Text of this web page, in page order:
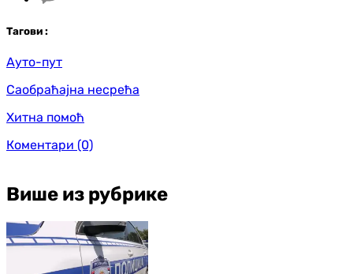
Тагови :
Ауто-пут
Саобраћајна несрећа
Хитна помоћ
Коментари (0)
Више из рубрике